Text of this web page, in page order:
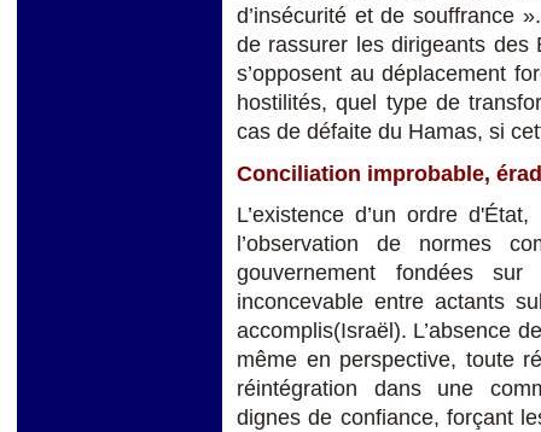
d’insécurité et de souffrance
de rassurer les dirigeants
s’opposent au déplacement
hostilités, quel type de
cas de défaite du Hamas, si
Conciliation improbable,
L’existence d’un ordre
l’observation de normes
gouvernement fondées
inconcevable entre actants
accomplis(Israël). L’absence
même en perspective, toute
réintégration dans une
dignes de confiance, forçant